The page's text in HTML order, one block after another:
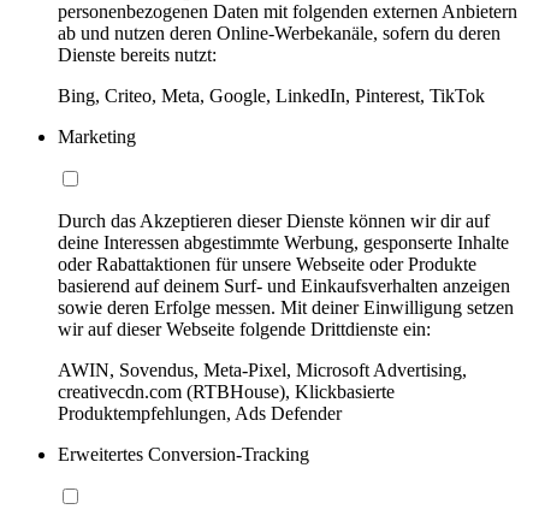
personenbezogenen Daten mit folgenden externen Anbietern
ab und nutzen deren Online-Werbekanäle, sofern du deren
Dienste bereits nutzt:
Bing, Criteo, Meta, Google, LinkedIn, Pinterest, TikTok
Marketing
Durch das Akzeptieren dieser Dienste können wir dir auf
deine Interessen abgestimmte Werbung, gesponserte Inhalte
oder Rabattaktionen für unsere Webseite oder Produkte
basierend auf deinem Surf- und Einkaufsverhalten anzeigen
sowie deren Erfolge messen. Mit deiner Einwilligung setzen
wir auf dieser Webseite folgende Drittdienste ein:
AWIN, Sovendus, Meta-Pixel, Microsoft Advertising,
creativecdn.com (RTBHouse), Klickbasierte
Produktempfehlungen, Ads Defender
Erweitertes Conversion-Tracking